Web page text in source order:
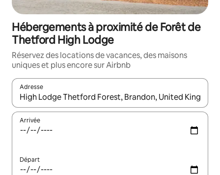
Hébergements à proximité de Forêt de
Thetford High Lodge
Réservez des locations de vacances, des maisons
uniques et plus encore sur Airbnb
Adresse
Lorsque les résultats s'affichent, utilisez les flèches vers le
Arrivée
Départ